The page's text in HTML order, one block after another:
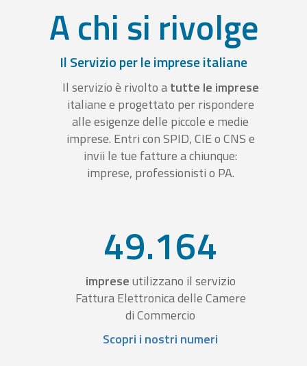
A chi si rivolge
Il Servizio per le imprese italiane
Il servizio è rivolto atutte le imprese
italiane e progettato per rispondere
alle esigenze delle piccole e medie
imprese. Entri con SPID, CIE o CNS e
invii le tue fatture a chiunque:
imprese, professionisti o PA.
49.164
impreseutilizzano il servizio
Fattura Elettronica delle Camere
di Commercio
Scopri i nostri numeri